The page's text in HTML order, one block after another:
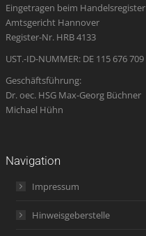
new
window
new
window
new
window
in
new
window
new
Eingetragen beim Handelsregister
Amtsgericht Hannover
Register-Nr. HRB 4133
UST.-ID-NUMMER: DE 115 676 709
Geschäftsführung:
Dr. oec. HSG Max-Georg Büchner
Michael Hühn
Navigation
Impressum
Hinweisgeberstelle